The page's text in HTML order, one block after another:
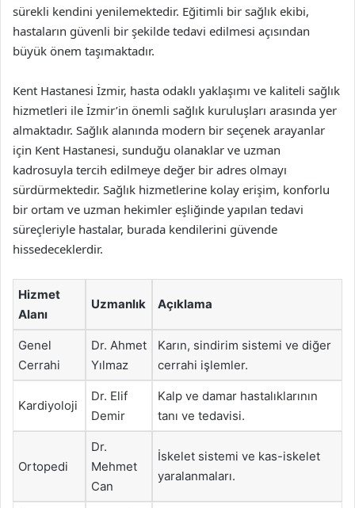
sürekli kendini yenilemektedir. Eğitimli bir sağlık ekibi,
hastaların güvenli bir şekilde tedavi edilmesi açısından
büyük önem taşımaktadır.
Kent Hastanesi İzmir, hasta odaklı yaklaşımı ve kaliteli sağlık
hizmetleri ile İzmir’in önemli sağlık kuruluşları arasında yer
almaktadır. Sağlık alanında modern bir seçenek arayanlar
için Kent Hastanesi, sunduğu olanaklar ve uzman
kadrosuyla tercih edilmeye değer bir adres olmayı
sürdürmektedir. Sağlık hizmetlerine kolay erişim, konforlu
bir ortam ve uzman hekimler eşliğinde yapılan tedavi
süreçleriyle hastalar, burada kendilerini güvende
hissedeceklerdir.
Hizmet
Alanı
Uzmanlık Açıklama
Genel
Cerrahi
Dr. Ahmet
Yılmaz
Karın, sindirim sistemi ve diğer
cerrahi işlemler.
Kardiyoloji
Dr. Elif
Demir
Kalp ve damar hastalıklarının
tanı ve tedavisi.
Ortopedi
Dr.
Mehmet
Can
İskelet sistemi ve kas-iskelet
yaralanmaları.